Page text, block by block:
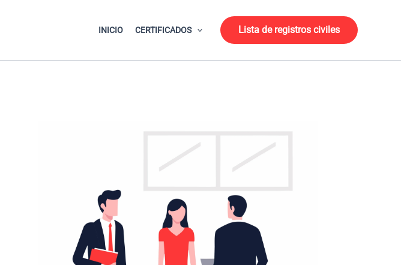
INICIO CERTIFICADOS Lista de registros civiles